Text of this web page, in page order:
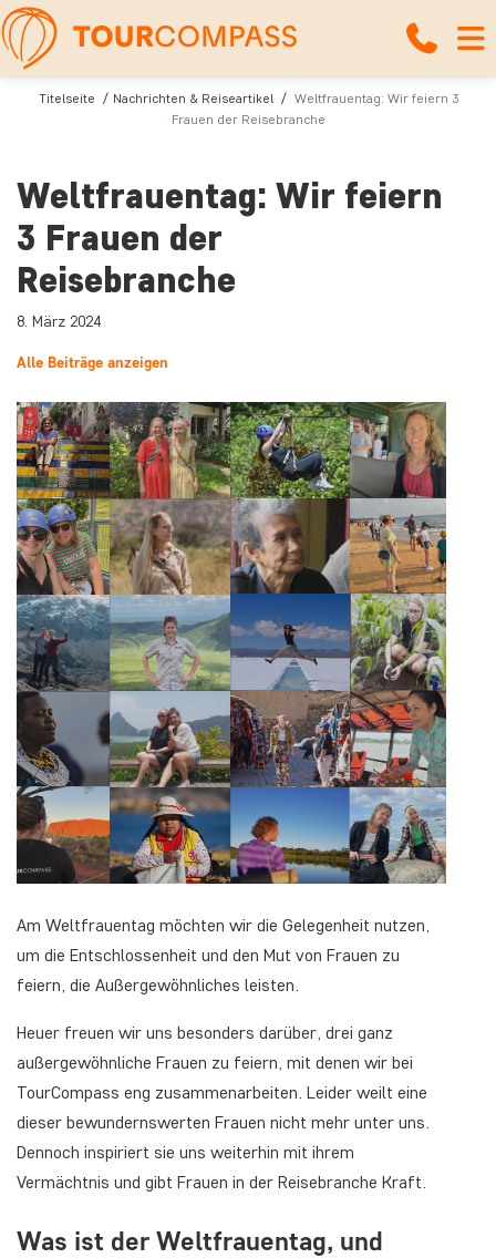
Titelseite Nachrichten & Reiseartikel
Weltfrauentag: Wir feiern 3
Frauen der Reisebranche
Weltfrauentag: Wir feiern
3 Frauen der
Reisebranche
8. März 2024
Alle Beiträge anzeigen
Am Weltfrauentag möchten wir die Gelegenheit nutzen,
um die Entschlossenheit und den Mut von Frauen zu
feiern, die Außergewöhnliches leisten.
Heuer freuen wir uns besonders darüber, drei ganz
außergewöhnliche Frauen zu feiern, mit denen wir bei
TourCompass eng zusammenarbeiten. Leider weilt eine
dieser bewundernswerten Frauen nicht mehr unter uns.
Dennoch inspiriert sie uns weiterhin mit ihrem
Vermächtnis und gibt Frauen in der Reisebranche Kraft.
Was ist der Weltfrauentag, und